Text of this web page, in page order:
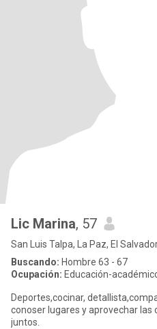
Lic Marina, 57
San Luis Talpa, La Paz, El
Buscando: Hombre 63 - 67
Ocupación: Educación-
Deportes,cocinar,
conoser lugares y aprovechar las
juntos.